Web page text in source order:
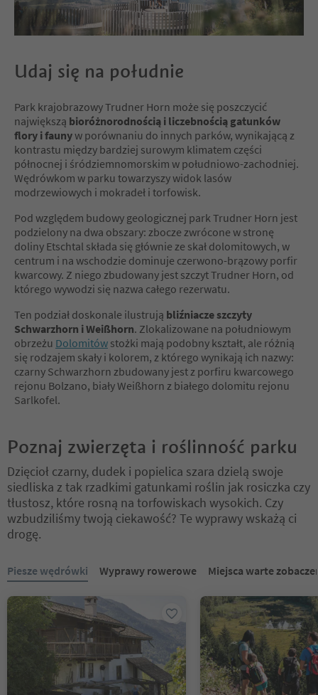
Udaj się na południe
Park krajobrazowy Trudner Horn może się poszczycić
największą bioróżnorodnością i liczebnością gatunków
flory i faunyw porównaniu do innych parków, wynikającą z
kontrastu między bardziej surowym klimatem części
północnej i śródziemnomorskim w południowo-zachodniej.
Wędrówkom w parku towarzyszy widok lasów
modrzewiowych i mokradeł i torfowisk.
Pod względem budowy geologicznej park Trudner Horn jest
podzielony na dwa obszary: zbocze zwrócone w stronę
doliny Etschtal składa się głównie ze skał dolomitowych, w
centrum i na wschodzie dominuje czerwono-brązowy porfir
kwarcowy. Z niego zbudowany jest szczyt Trudner Horn, od
którego wywodzi się nazwa całego rezerwatu.
Ten podział doskonale ilustrują bliźniacze szczyty
Schwarzhorn i Weißhorn. Zlokalizowane na południowym
obrzeżu Dolomitów stożki mają podobny kształt, ale różnią
się rodzajem skały i kolorem, z którego wynikają ich nazwy:
czarny Schwarzhorn zbudowany jest z porfiru kwarcowego
rejonu Bolzano, biały Weißhorn z białego dolomitu rejonu
Sarlkofel.
Poznaj zwierzęta i roślinność parku
Dzięcioł czarny, dudek i popielica szara dzielą swoje
siedliska z tak rzadkimi gatunkami roślin jak rosiczka czy
tłustosz, które rosną na torfowiskach wysokich. Czy
wzbudziliśmy twoją ciekawość? Te wyprawy wskażą ci
drogę.
Znajdujesz się na suwaku z zakładkami. Wybierz zakładkę, aby
Piesze wędrówki Wyprawy rowerowe Miejsca warte